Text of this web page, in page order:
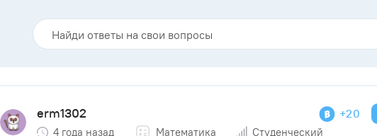
erm1302 +20
4 года назад Математика Студенческий